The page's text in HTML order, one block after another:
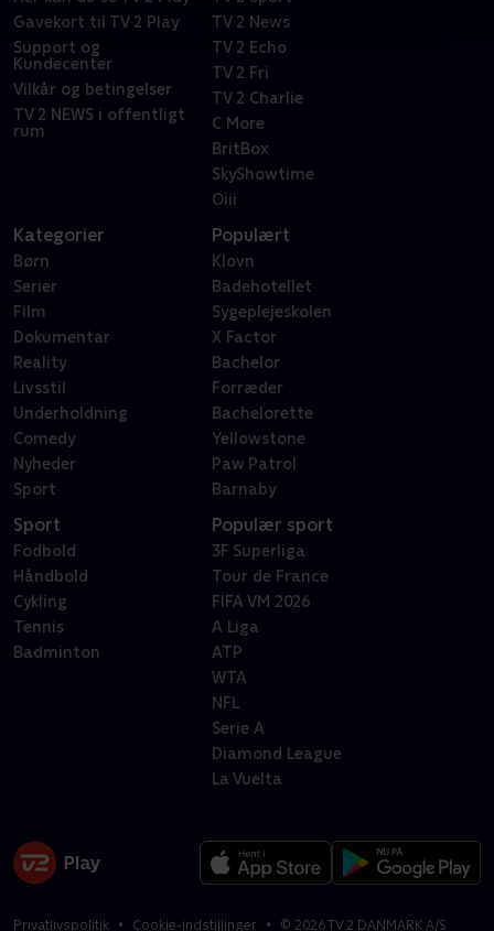
Gavekort til TV 2 Play
Support og
Kundecenter
Vilkår og betingelser
TV 2 NEWS i offentligt
rum
TV 2 News
TV 2 Echo
TV 2 Fri
TV 2 Charlie
C More
BritBox
SkyShowtime
Oiii
Kategorier
Børn
Serier
Film
Dokumentar
Reality
Livsstil
Underholdning
Comedy
Nyheder
Sport
Populært
Klovn
Badehotellet
Sygeplejeskolen
X Factor
Bachelor
Forræder
Bachelorette
Yellowstone
Paw Patrol
Barnaby
Sport
Fodbold
Håndbold
Cykling
Tennis
Badminton
Populær sport
3F Superliga
Tour de France
FIFA VM 2026
A Liga
ATP
WTA
NFL
Serie A
Diamond League
La Vuelta
Privatlivspolitik Cookie-indstillinger © 2026TV 2 DANMARK A/S